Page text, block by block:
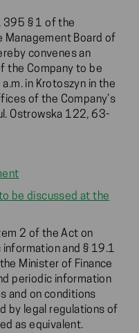
395 § 1 of the
Management Board of
convenes an
the Company to be
in Krotoszyn in the
of the Company’s
Ostrowska 122, 63-
be discussed at the
2 of the Act on
and § 19.1
Minister of Finance
periodic information
and on conditions
by legal regulations of
as equivalent.